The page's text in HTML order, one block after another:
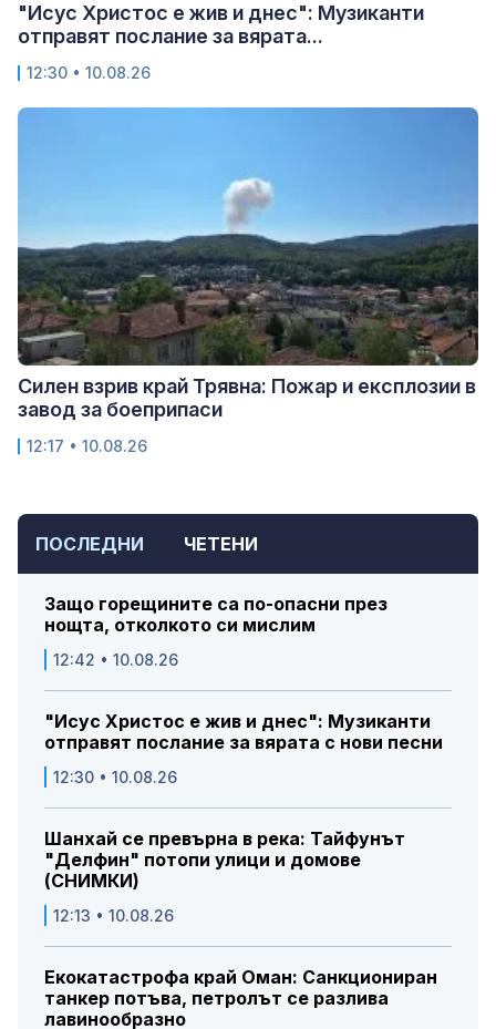
ПОСЛЕДНИ ЧЕТЕНИ
Защо горещините са по-опасни през
нощта, отколкото си мислим
12:42 • 10.08.26
"Исус Христос е жив и днес": Музиканти
отправят послание за вярата с нови песни
12:30 • 10.08.26
Шанхай се превърна в река: Тайфунът
"Делфин" потопи улици и домове
(СНИМКИ)
12:13 • 10.08.26
Екокатастрофа край Оман: Санкциониран
танкер потъва, петролът се разлива
лавинообразно
"Исус Христос е жив и днес": Музиканти
отправят послание за вярата...
12:30 • 10.08.26
Силен взрив край Трявна: Пожар и експлозии в
завод за боеприпаси
12:17 • 10.08.26